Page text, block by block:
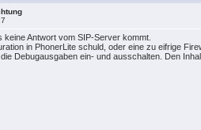
Antwort vom SIP-Server kommt.
in PhonerLite schuld, oder eine zu eifrige
Debugausgaben ein- und ausschalten. Den